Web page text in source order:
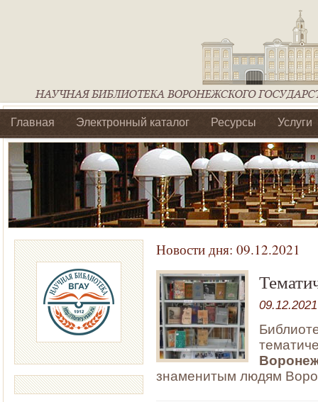
Главная Электронный каталог Ресурсы Услуги
Библиотеки регионального отделения Ассоциации
Новости дня: 09.12.2021
09.12.2021
знаменитым людям